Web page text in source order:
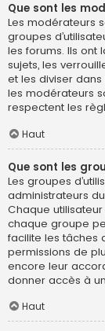
Que sont les
Les modérateurs
groupes
les forums. Ils ont
sujets, les
et les diviser dans
les modérateurs
respectent les
Haut
Que sont les
Les groupes
administrateurs
Chaque
chaque groupe
facilite les tâches
permissions de
encore leur
donner accès à
Haut